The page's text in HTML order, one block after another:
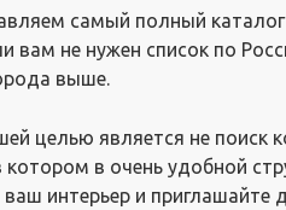
самый полный
вам не нужен список по
выше.
целью является не поиск
котором в очень удобной
ваш интерьер и